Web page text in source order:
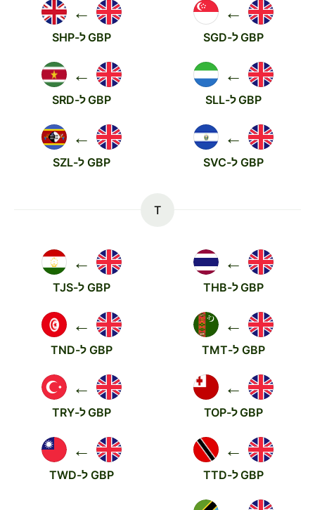
←
GBP ל-SGD
←
GBP ל-SHP
←
GBP ל-SLL
←
GBP ל-SRD
←
GBP ל-SVC
←
GBP ל-SZL
T
←
GBP ל-THB
←
GBP ל-TJS
←
GBP ל-TMT
←
GBP ל-TND
←
GBP ל-TOP
←
GBP ל-TRY
←
GBP ל-TTD
←
GBP ל-TWD